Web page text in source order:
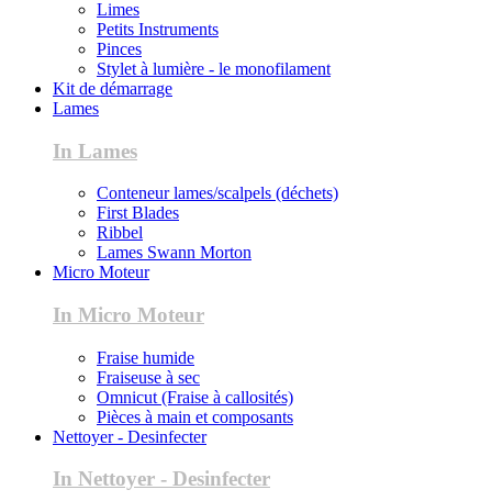
Limes
Petits Instruments
Pinces
Stylet à lumière - le monofilament
Kit de démarrage
Lames
In Lames
Conteneur lames/scalpels (déchets)
First Blades
Ribbel
Lames Swann Morton
Micro Moteur
In Micro Moteur
Fraise humide
Fraiseuse à sec
Omnicut (Fraise à callosités)
Pièces à main et composants
Nettoyer - Desinfecter
In Nettoyer - Desinfecter